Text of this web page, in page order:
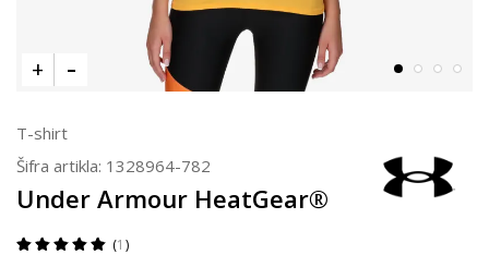
T-shirt
Šifra artikla: 1328964-782
Under Armour HeatGear®
1